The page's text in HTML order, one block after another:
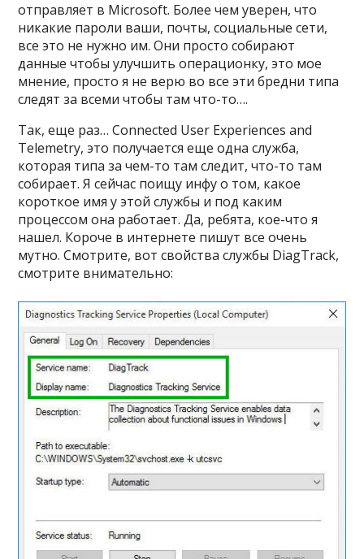
отправляет в Microsoft. Более чем уверен, что
никакие пароли ваши, почты, социальные сети,
все это не нужно им. Они просто собирают
данные чтобы улучшить операционку, это мое
мнение, просто я не верю во все эти бредни типа
следят за всеми чтобы там что-то….
Так, еще раз… Connected User Experiences and
Telemetry, это получается еще одна служба,
которая типа за чем-то там следит, что-то там
собирает. Я сейчас поищу инфу о том, какое
короткое имя у этой службы и под каким
процессом она работает. Да, ребята, кое-что я
нашел. Короче в интернете пишут все очень
мутно. Смотрите, вот свойства службы DiagTrack,
смотрите внимательно: